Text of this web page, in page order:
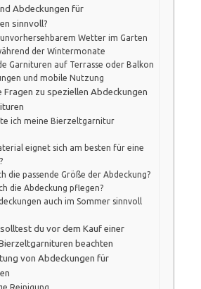
Abdeckungen für
sinnvoll?
Wetter im Garten
der Wintermonate
Garnituren auf Terrasse oder Balkon
und mobile Nutzung
zu speziellen Abdeckungen
ich meine Bierzeltgarnitur
eignet sich am besten für eine
die passende Größe der Abdeckung?
die Abdeckung pflegen?
auch im Sommer sinnvoll
du vor dem Kauf einer
beachten
von Abdeckungen für
Reinigung